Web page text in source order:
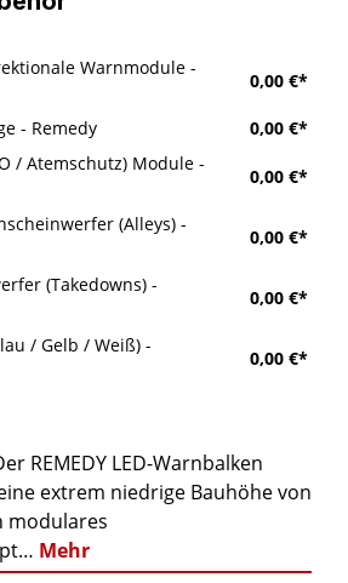
Warnmodule -
0,00 €*
- Remedy
0,00 €*
/ Atemschutz) Module -
0,00 €*
(Alleys) -
0,00 €*
(Takedowns) -
0,00 €*
/ Gelb / Weiß) -
0,00 €*
REMEDY LED-Warnbalken
extrem niedrige Bauhöhe von
modulares
Mehr